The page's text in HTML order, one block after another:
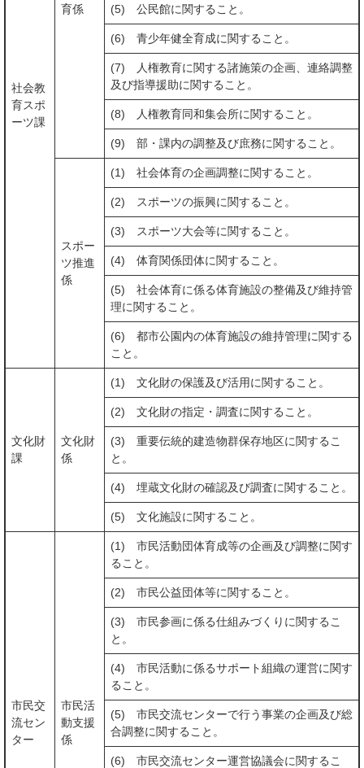
社会教
育スポ
ーツ課
育係 (5) 公民館に関すること。
(6) 青少年健全育成に関すること。
(7) 人権教育に関する諸施策の企画、連絡調整
及び指導援助に関すること。
(8) 人権教育同和集会所に関すること。
(9) 部・課内の調整及び庶務に関すること。
スポー
ツ推進
係
(1) 社会体育の企画調整に関すること。
(2) スポーツの振興に関すること。
(3) スポーツ大会等に関すること。
(4) 体育関係団体に関すること。
(5) 社会体育に係る体育施設の整備及び維持管
理に関すること。
(6) 都市公園内の体育施設の維持管理に関する
こと。
文化財
課
文化財
係
(1) 文化財の保護及び活用に関すること。
(2) 文化財の指定・調査に関すること。
(3) 重要伝統的建造物群保存地区に関するこ
と。
(4) 埋蔵文化財の確認及び調査に関すること。
(5) 文化施設に関すること。
市民交
流セン
ター
市民活
動支援
係
(1) 市民活動団体育成等の企画及び調整に関す
ること。
(2) 市民公益団体等に関すること。
(3) 市民参画に係る仕組みづくりに関するこ
と。
(4) 市民活動に係るサポート組織の運営に関す
ること。
(5) 市民交流センターで行う事業の企画及び総
合調整に関すること。
(6) 市民交流センター運営協議会に関するこ